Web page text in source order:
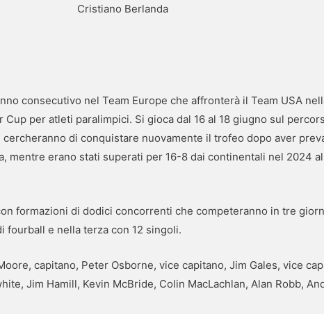
Cristiano Berlanda
consecutivo nel Team Europe che affronterà il Team USA
per atleti paralimpici. Si gioca dal 16 al 18 giugno sul
di conquistare nuovamente il trofeo dopo aver
mentre erano stati superati per 16-8 dai continentali nel 2024
formazioni di dodici concorrenti che competeranno in tre
fourball e nella terza con 12 singoli.
capitano, Peter Osborne, vice capitano, Jim Gales, vice
Jim Hamill, Kevin McBride, Colin MacLachlan, Alan Robb,